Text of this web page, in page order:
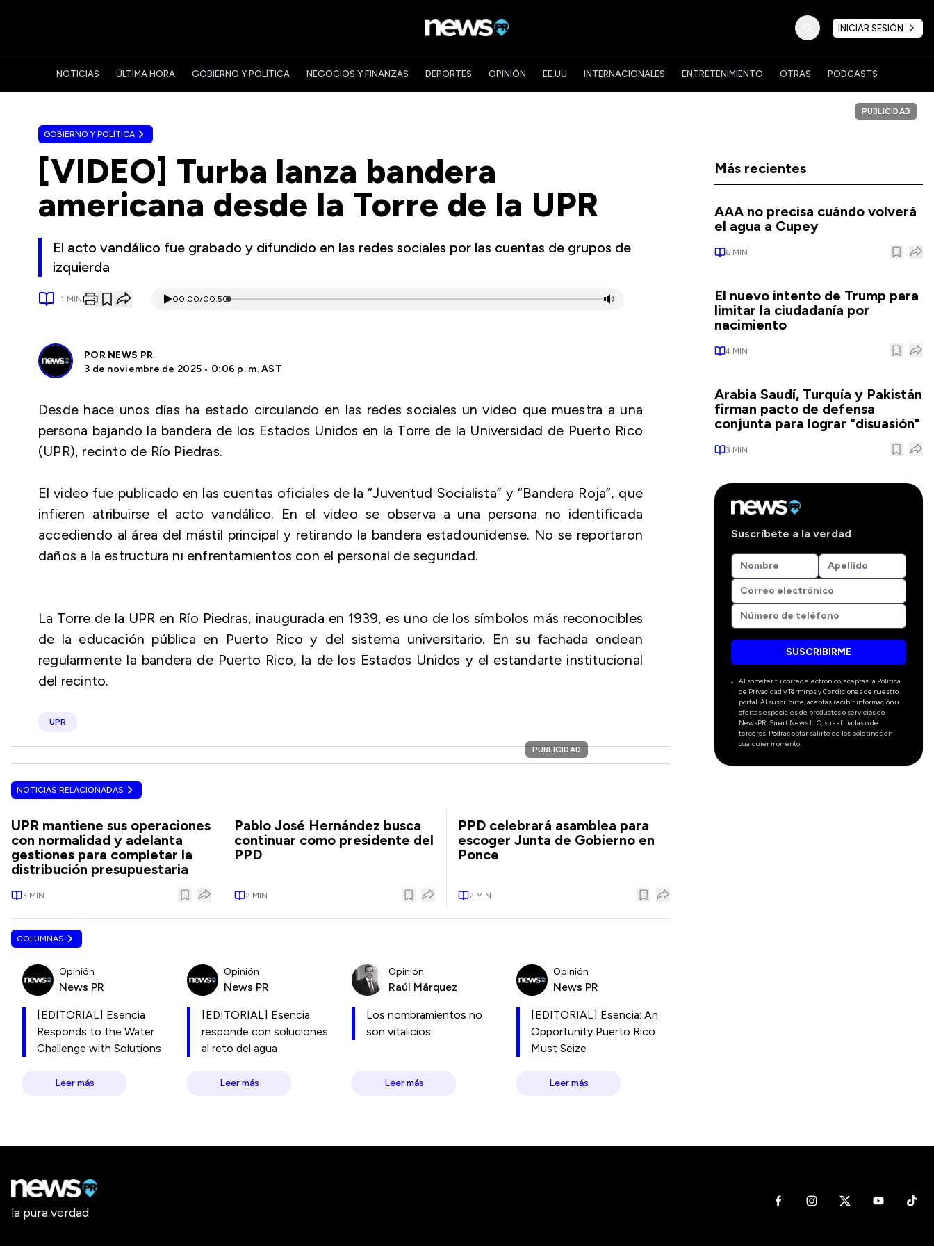
INICIAR SESIÓN
NOTICIAS ÚLTIMA HORA GOBIERNO Y POLÍTICA NEGOCIOS Y FINANZAS DEPORTES OPINIÓN EE.UU INTERNACIONALES ENTRETENIMIENTO OTRAS PODCASTS
GOBIERNO Y POLÍTICA
[VIDEO] Turba lanza bandera
americana desde la Torre de la UPR
El acto vandálico fue grabado y difundido en las redes sociales por las cuentas de grupos de
izquierda
1 MIN 00:00/00:50
POR NEWS PR
3 de noviembre de 2025 • 0:06 p. m. AST
Desde hace unos días ha estado circulando en las redes sociales un video que muestra a una
persona bajando la bandera de los Estados Unidos en la Torre de la Universidad de Puerto Rico
(UPR), recinto de Río Piedras.
El video fue publicado en las cuentas oficiales de la “Juventud Socialista” y “Bandera Roja”, que
infieren atribuirse el acto vandálico. En el video se observa a una persona no identificada
accediendo al área del mástil principal y retirando la bandera estadounidense. No se reportaron
daños a la estructura ni enfrentamientos con el personal de seguridad.
La Torre de la UPR en Río Piedras, inaugurada en 1939, es uno de los símbolos más reconocibles
de la educación pública en Puerto Rico y del sistema universitario. En su fachada ondean
regularmente la bandera de Puerto Rico, la de los Estados Unidos y el estandarte institucional
del recinto.
UPR
PUBLICIDAD
NOTICIAS RELACIONADAS
UPR mantiene sus operaciones
con normalidad y adelanta
gestiones para completar la
distribución presupuestaria
3 MIN
Pablo José Hernández busca
continuar como presidente del
PPD
2 MIN
PPD celebrará asamblea para
escoger Junta de Gobierno en
Ponce
2 MIN
COLUMNAS
Opinión
News PR
[EDITORIAL] Esencia
Responds to the Water
Challenge with Solutions
Leer más
Opinión
News PR
[EDITORIAL] Esencia
responde con soluciones
al reto del agua
Leer más
Opinión
Raúl Márquez
Los nombramientos no
son vitalicios
Leer más
Opinión
News PR
[EDITORIAL] Esencia: An
Opportunity Puerto Rico
Must Seize
Leer más
PUBLICIDAD
Más recientes
AAA no precisa cuándo volverá
el agua a Cupey
6 MIN
El nuevo intento de Trump para
limitar la ciudadanía por
nacimiento
4 MIN
Arabia Saudí, Turquía y Pakistán
firman pacto de defensa
conjunta para lograr "disuasión"
3 MIN
Suscríbete a la verdad
SUSCRIBIRME
Al someter tu correo electrónico, aceptas la Política
de Privacidad y Términos y Condiciones de nuestro
portal. Al suscribirte, aceptas recibir información u
ofertas especiales de productos o servicios de
NewsPR, Smart News LLC, sus afiliadas o de
terceros. Podrás optar salirte de los boletines en
cualquier momento.
la pura verdad